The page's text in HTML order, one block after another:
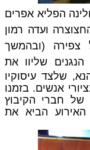
הפליא אפרים
ועדה רמון
(ובהמשך
הנגנים שליוו את
שלצד עיסוקיו
אנשים. בזמנו
של חברי הקיבוץ
האירוע הביא את